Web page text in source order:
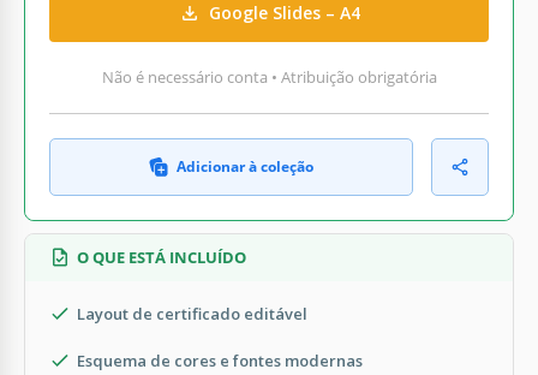
Google Slides – A4
Não é necessário conta • Atribuição obrigatória
Adicionar à coleção
O QUE ESTÁ INCLUÍDO
Layout de certificado editável
Esquema de cores e fontes modernas